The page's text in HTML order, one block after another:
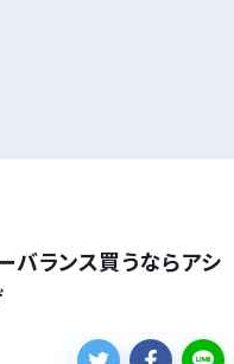
バランス買うならアシ